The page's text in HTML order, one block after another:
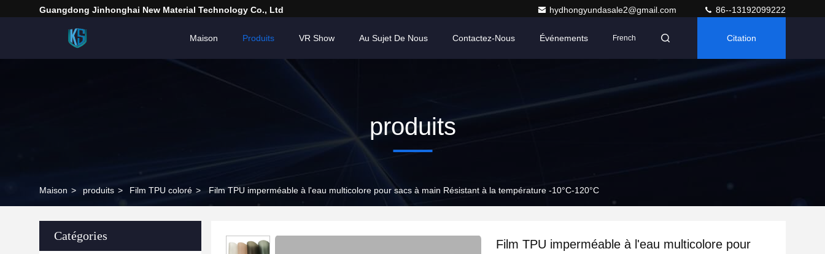
Guangdong Jinhonghai New Material Technology Co., Ltd hydhongyundasale2@gmail.com 86--13192099222
Maison Produits VR Show Au Sujet De Nous Contactez-Nous Événements French Citation
produits
Maison > produits > Film TPU coloré > Film TPU imperméable à l'eau multicolore pour sacs à main Résistant à la température -10°C-120°C
Catégories
Film TPU imperméable à l'eau multicolore pour